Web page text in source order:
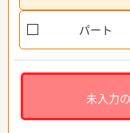
パート
未入力